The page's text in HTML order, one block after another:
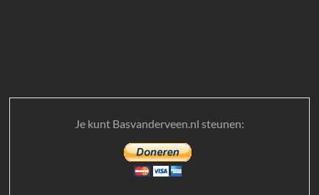
Je kunt Basvanderveen.nl steunen: